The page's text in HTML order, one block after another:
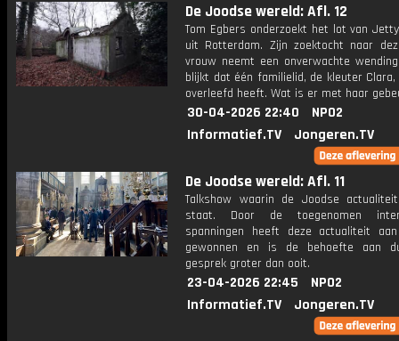
De Joodse wereld: Afl. 12
Tom Egbers onderzoekt het lot van
uit Rotterdam. Zijn zoektocht naar
vrouw neemt een onverwachte
blijkt dat één familielid, de kleuter Clara,
overleefd heeft. Wat is er met haar
30-04-2026 22:40
NPO2
Informatief.TV
Jongeren.TV
De Joodse wereld: Afl. 11
Talkshow waarin de Joodse
staat. Door de toegenomen
spanningen heeft deze actualiteit
gewonnen en is de behoefte aan
gesprek groter dan ooit.
23-04-2026 22:45
NPO2
Informatief.TV
Jongeren.TV